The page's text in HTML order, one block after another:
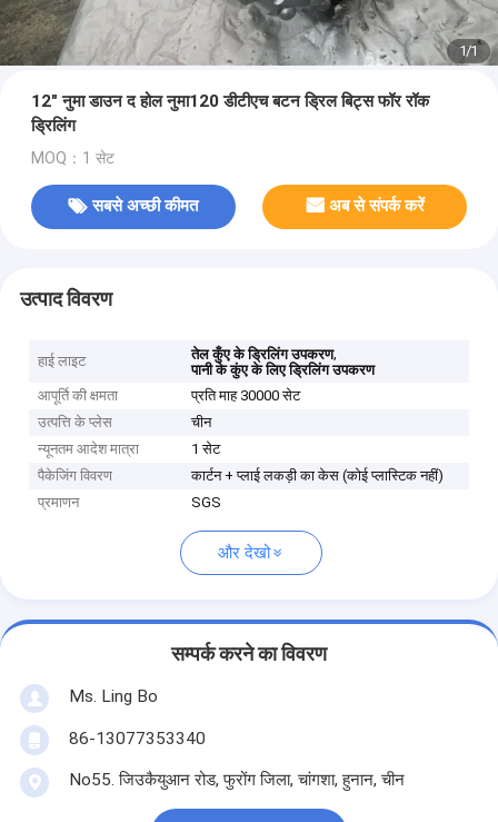
1/1
12" नुमा डाउन द होल नुमा120 डीटीएच बटन ड्रिल बिट्स फॉर रॉक
ड्रिलिंग
MOQ：1 सेट
सबसे अच्छी कीमत अब से संपर्क करें
उत्पाद विवरण
हाई लाइट तेल कुँए के ड्रिलिंग उपकरण,
पानी के कुंए के लिए ड्रिलिंग उपकरण
आपूर्ति की क्षमता
प्रति माह 30000 सेट
उत्पत्ति के प्लेस
चीन
न्यूनतम आदेश मात्रा
1 सेट
पैकेजिंग विवरण
कार्टन + प्लाई लकड़ी का केस (कोई प्लास्टिक नहीं)
प्रमाणन
SGS
और देखो
सम्पर्क करने का विवरण
Ms. Ling Bo
86-13077353340
No55. जिउकैयुआन रोड, फुरोंग जिला, चांगशा, हुनान, चीन